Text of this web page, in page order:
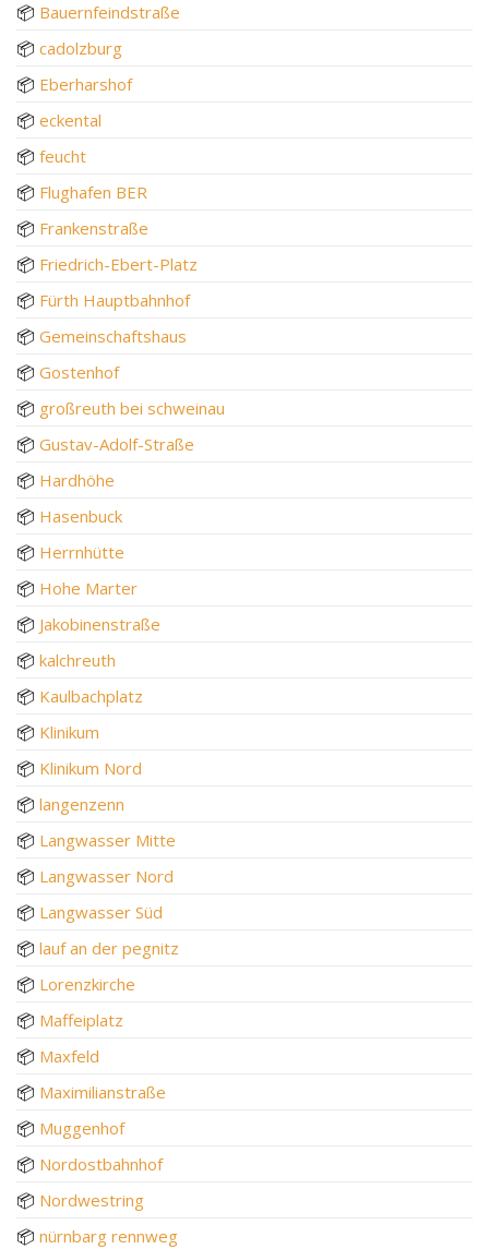
📦 Bauernfeindstraße
📦 cadolzburg
📦 Eberharshof
📦 eckental
📦 feucht
📦 Flughafen BER
📦 Frankenstraße
📦 Friedrich-Ebert-Platz
📦 Fürth Hauptbahnhof
📦 Gemeinschaftshaus
📦 Gostenhof
📦 großreuth bei schweinau
📦 Gustav-Adolf-Straße
📦 Hardhöhe
📦 Hasenbuck
📦 Herrnhütte
📦 Hohe Marter
📦 Jakobinenstraße
📦 kalchreuth
📦 Kaulbachplatz
📦 Klinikum
📦 Klinikum Nord
📦 langenzenn
📦 Langwasser Mitte
📦 Langwasser Nord
📦 Langwasser Süd
📦 lauf an der pegnitz
📦 Lorenzkirche
📦 Maffeiplatz
📦 Maxfeld
📦 Maximilianstraße
📦 Muggenhof
📦 Nordostbahnhof
📦 Nordwestring
📦 nürnbarg rennweg